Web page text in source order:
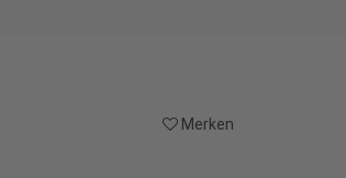
Merken